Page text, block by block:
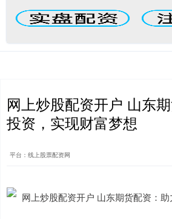
网上炒股配资开户 山东
投资，实现财富梦想
平台：线上股票配资网